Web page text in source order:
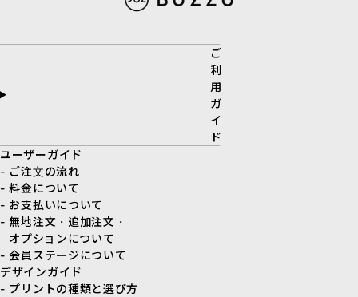
ご
利
用
ガ
イ
ド
ユーザーガイド
- ご注文の流れ
- 料金について
- お支払いについて
- 無地注文・追加注文・
オプションについて
- 会員ステージについて
デザインガイド
- プリントの種類と選び方